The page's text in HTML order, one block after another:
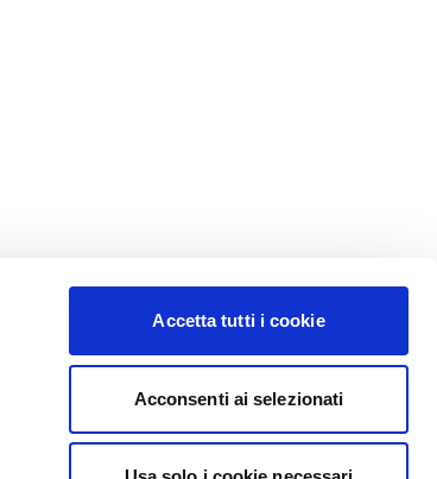
Accetta tutti i cookie
Acconsenti ai selezionati